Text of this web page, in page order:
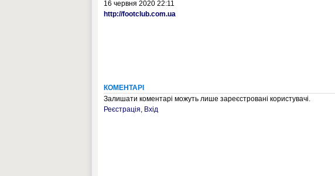
16 червня 2020 22:11
http://footclub.com.ua
КОМЕНТАРІ
Залишати коментарі можуть лише зареєстровані користувачі.
Реєстрація, Вхід